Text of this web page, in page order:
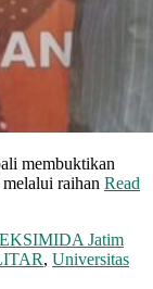
membuktikan
raihan Read
Jatim
, Universitas